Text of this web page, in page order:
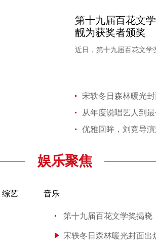
第十九届百花文
靓为获奖者颁奖
近日，第十九届百花文学
优雅回眸，刘竞导
娱乐聚焦
综艺 音乐
宋轶冬日森林暖光封面出